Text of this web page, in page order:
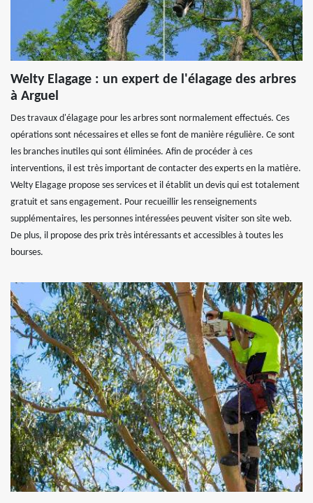
Welty Elagage : un expert de l'élagage des arbres
à Arguel
Des travaux d'élagage pour les arbres sont normalement effectués. Ces
opérations sont nécessaires et elles se font de manière régulière. Ce sont
les branches inutiles qui sont éliminées. Afin de procéder à ces
interventions, il est très important de contacter des experts en la matière.
Welty Elagage propose ses services et il établit un devis qui est totalement
gratuit et sans engagement. Pour recueillir les renseignements
supplémentaires, les personnes intéressées peuvent visiter son site web.
De plus, il propose des prix très intéressants et accessibles à toutes les
bourses.